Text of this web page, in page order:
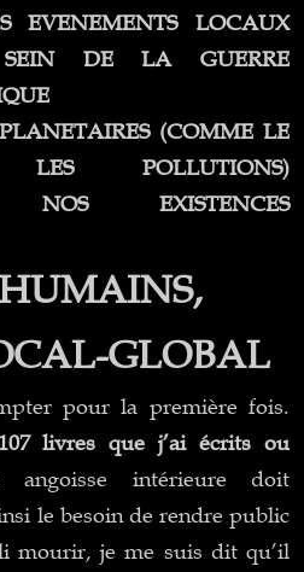
EVENEMENTS LOCAUX
DE LA GUERRE
(COMME LE
POLLUTIONS)
NOS EXISTENCES
GLOBAL
pour la première fois.
livres que j’ai écrits ou
angoisse intérieure doit
le besoin de rendre public
mourir, je me suis dit qu’il